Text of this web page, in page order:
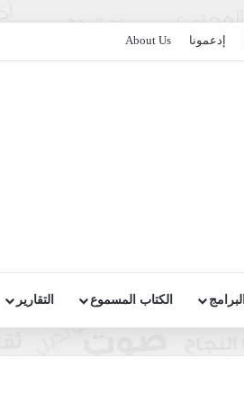
إدعمونا About Us
البرامج الكتاب المسموع التقارير